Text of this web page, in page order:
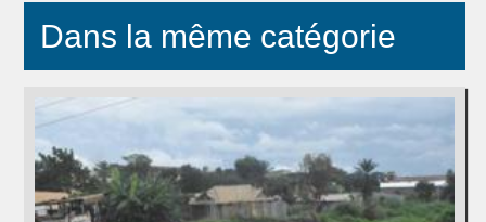
Dans la même catégorie